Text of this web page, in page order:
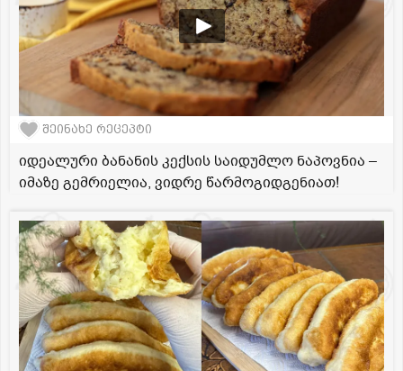
შეინახე რეცეპტი
იდეალური ბანანის კექსის საიდუმლო ნაპოვნია –
იმაზე გემრიელია, ვიდრე წარმოგიდგენიათ!